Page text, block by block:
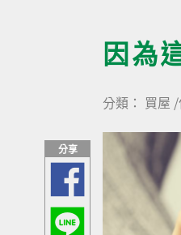
因為
分類： 買屋 /
分享